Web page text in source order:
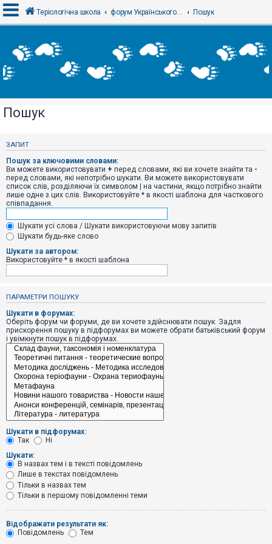
х
і
Р
с
р
а
ц
і
я
Т
е
м
и
б
і
п
о
в
і
д
в
н
т
е
м
и
о
ш
Теріологічна школа форум Українського теріологічного товариства Пошук
Пошук
ЗАПИТ
Пошук за ключовими словами:
Ви можете використовувати + перед словами, які ви хочете знайти та -
перед словами, які непотрібно шукати. Ви можете використовувати
список слів, розділяючи їх символом | на частини, якщо потрібно знайти
лише одне з цих слів. Використовуйте * в якості шаблона для часткового
співпадання.
Шукати усі слова / Шукати використовуючи мову запитів
Шукати будь-яке слово
Шукати за автором:
Використовуйте * в якості шаблона
ПАРАМЕТРИ ПОШУКУ
Шукати в форумах:
Оберіть форум чи форуми, де ви хочете здійснювати пошук. Задля
прискорення пошуку в підфорумах ви можете обрати батьківський форум
і увімкнути пошук в підфорумах.
Шукати в підфорумах:
Так
Ні
Шукати:
В назвах тем і в тексті повідомлень
Лише в текстах повідомлень
Тільки в назвах тем
Тільки в першому повідомленні теми
Відображати результати як:
Повідомлень
Тем